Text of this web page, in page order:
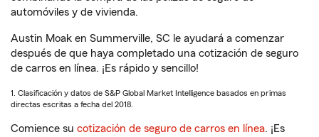
automóviles y de vivienda.
Austin Moak en Summerville, SC le ayudará a comenzar
después de que haya completado una cotización de seguro
de carros en línea. ¡Es rápido y sencillo!
1. Clasificación y datos de S&P Global Market Intelligence basados en primas
directas escritas a fecha del 2018.
Comience su cotización de seguro de carros en línea. ¡Es